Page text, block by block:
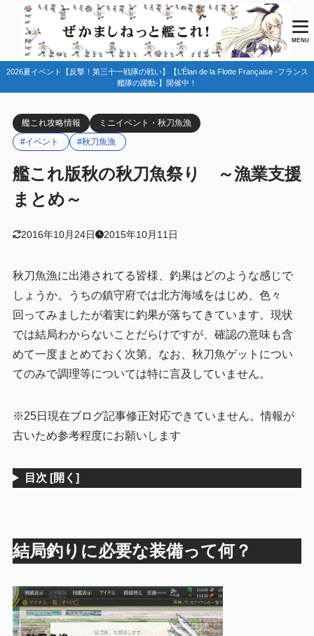
MENU
2026夏イベント【反撃！第三十一戦隊の戦い】【L’Élan de la Flotte Française -フランス
艦隊の躍動-】開催中！
艦これ攻略情報
ミニイベント・秋刀魚漁
#イベント
#秋刀魚漁
艦これ版秋の秋刀魚祭り ～漁業支援
まとめ～
2016年10月24日 2015年10月11日
秋刀魚漁に出港されてる皆様、釣果はどのような感じで
しょうか。うちの鎮守府では北方海域をはじめ、色々
回ってみましたが着実に釣果が落ちてきています。現状
では結局わからないことだらけですが、確認の意味も含
めて一度まとめておく次第。なお、秋刀魚ゲットについ
てのみで調理等については特に言及していません。
※25日現在ブログ記事修正対応できていません。情報が
古いため参考程度にお願いします
目次 [開く]
結局釣りに必要な装備って何？
目次
1 結局釣りに必要な装備って何？
3 結局どこで釣ればいいの？
3.2 １－５
3.3 １－１
3.4 ３－５
3.6 ３－２
4 注意事項
5 まとめ